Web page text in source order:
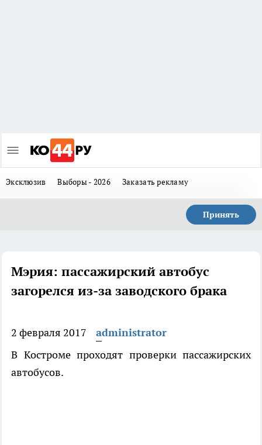
Эксклюзив Выборы - 2026 Заказать рекламу
Принять
Мэрия: пассажирский автобус
загорелся из-за заводского брака
2 февраля 2017
administrator
В Костроме проходят проверки пассажирских
автобусов.